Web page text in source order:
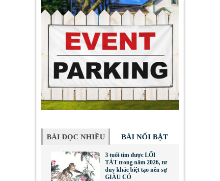
BÀI ĐỌC NHIỀU BÀI NỔI BẬT
3 tuổi tìm được LỐI
TẮT trong năm 2026, tư
duy khác biệt tạo nên sự
GIÀU CÓ